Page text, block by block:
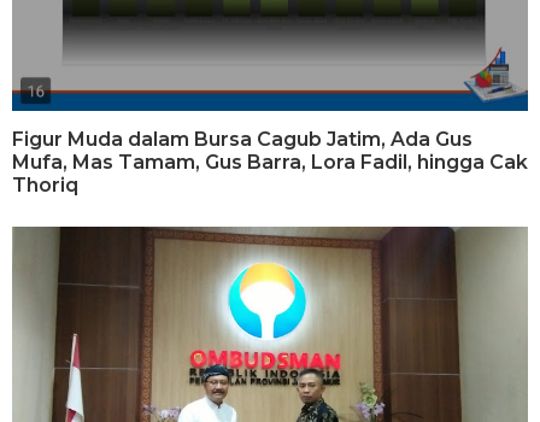
Figur Muda dalam Bursa Cagub Jatim, Ada Gus
Mufa, Mas Tamam, Gus Barra, Lora Fadil, hingga Cak
Thoriq